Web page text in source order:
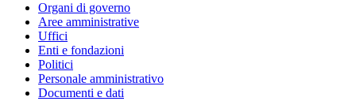
Organi di governo
Aree amministrative
Uffici
Enti e fondazioni
Politici
Personale amministrativo
Documenti e dati